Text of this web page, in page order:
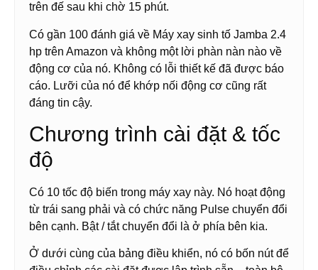
trên đế sau khi chờ 15 phút.
Có gần 100 đánh giá về Máy xay sinh tố Jamba 2.4
hp trên Amazon và không một lời phàn nàn nào về
động cơ của nó. Không có lỗi thiết kế đã được báo
cáo. Lưỡi của nó để khớp nối động cơ cũng rất
đáng tin cậy.
Chương trình cài đặt & tốc
độ
Có 10 tốc độ biến trong máy xay này. Nó hoạt động
từ trái sang phải và có chức năng Pulse chuyển đổi
bên cạnh. Bật / tắt chuyển đổi là ở phía bên kia.
Ở dưới cùng của bảng điều khiển, nó có bốn nút để